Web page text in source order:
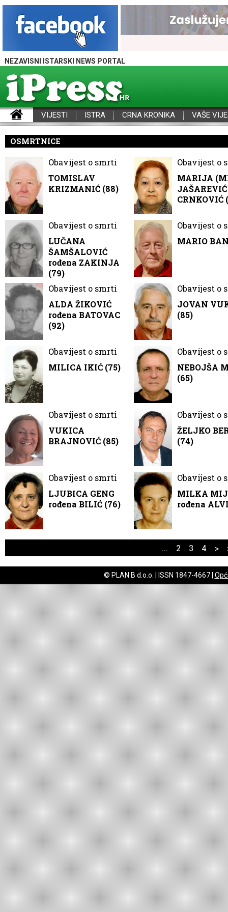
NEZAVISNI ISTARSKI NEWS PORTAL
VIJESTI ISTRA CRNA KRONIKA VAŠE
OSMRTNICE
Obavijest o smrti
TOMISLAV
KRIZMANIĆ (88)
Obavijest o
MARIJA
CRNKOVIĆ
Obavijest o smrti
LUČANA
ŠAMŠALOVIĆ
rođena ZAKINJA
(79)
Obavijest o
MARIO
Obavijest o smrti
ALDA ŽIKOVIĆ
rođena BATOVAC
(92)
Obavijest o
JOVAN
(85)
Obavijest o smrti
MILICA IKIĆ (75)
Obavijest o
NEBOJŠA
(65)
Obavijest o smrti
VUKICA
BRAJNOVIĆ (85)
Obavijest o
ŽELJKO
(74)
Obavijest o smrti
LJUBICA GENG
rođena BILIĆ (76)
Obavijest o
MILKA
rođena
... 2 3 4 >
© PLAN B d.o.o. | ISSN 1847-4667 |